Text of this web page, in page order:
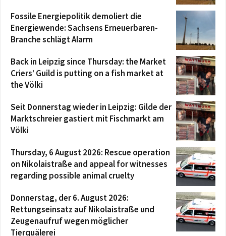
Fossile Energiepolitik demoliert die
Energiewende: Sachsens Erneuerbaren-
Branche schlägt Alarm
Back in Leipzig since Thursday: the Market
Criers’ Guild is putting on a fish market at
the Völki
Seit Donnerstag wieder in Leipzig: Gilde der
Marktschreier gastiert mit Fischmarkt am
Völki
Thursday, 6 August 2026: Rescue operation
on Nikolaistraße and appeal for witnesses
regarding possible animal cruelty
Donnerstag, der 6. August 2026:
Rettungseinsatz auf Nikolaistraße und
Zeugenaufruf wegen möglicher
Tierquälerei